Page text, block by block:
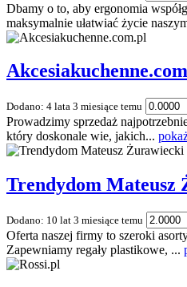
Dbamy o to, aby ergonomia
maksymalnie ułatwiać życie
Dodano: 4 lata 3 miesiące temu
Prowadzimy sprzedaż
który doskonale wie, jakich...
Trendydom Mateusz
Dodano: 10 lat 3 miesiące temu
Oferta naszej firmy to szeroki
Zapewniamy regały plastikowe, ...